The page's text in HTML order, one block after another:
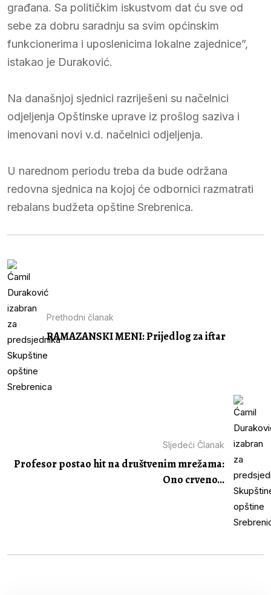
građana. Sa političkim iskustvom dat ću sve od
sebe za dobru saradnju sa svim općinskim
funkcionerima i uposlenicima lokalne zajednice”,
istakao je Duraković.
Na današnjoj sjednici razriješeni su načelnici
odjeljenja Opštinske uprave iz prošlog saziva i
imenovani novi v.d. načelnici odjeljenja.
U narednom periodu treba da bude održana
redovna sjednica na kojoj će odbornici razmatrati
rebalans budžeta opštine Srebrenica.
Prethodni članak
RAMAZANSKI MENI: Prijedlog za iftar
Sljedeći Članak
Profesor postao hit na društvenim mrežama:
Ono crveno...